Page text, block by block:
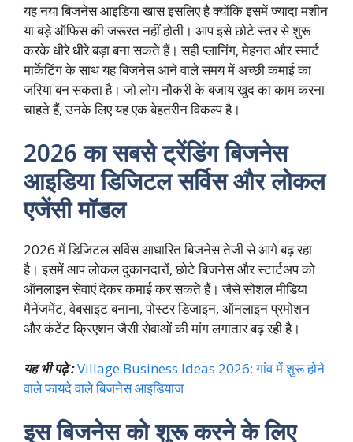
यह नया बिजनेस आइडिया खास इसलिए है क्योंकि इसमें ज्यादा मशीन
या बड़े ऑफिस की जरूरत नहीं होती। आप इसे छोटे स्तर से शुरू
करके धीरे धीरे बड़ा बना सकते हैं। सही प्लानिंग, मेहनत और स्मार्ट
मार्केटिंग के साथ यह बिजनेस आने वाले समय में अच्छी कमाई का
जरिया बन सकता है। जो लोग नौकरी के बजाय खुद का काम करना
चाहते हैं, उनके लिए यह एक बेहतरीन विकल्प है।
2026 का सबसे ट्रेंडिंग बिजनेस
आइडिया डिजिटल सर्विस और लोकल
एजेंसी मॉडल
2026 में डिजिटल सर्विस आधारित बिजनेस तेजी से आगे बढ़ रहा
है। इसमें आप लोकल दुकानदारों, छोटे बिजनेस और स्टार्टअप को
ऑनलाइन सेवाएं देकर कमाई कर सकते हैं। जैसे सोशल मीडिया
मैनेजमेंट, वेबसाइट बनाना, पोस्टर डिजाइन, ऑनलाइन प्रमोशन
और कंटेंट क्रिएशन जैसी सेवाओं की मांग लगातार बढ़ रही है।
यह भी पढ़े :Village Business Ideas 2026: गांव में शुरू होने
वाले फायदे वाले बिजनेस आइडियाज
इस बिजनेस को शुरू करने के लिए